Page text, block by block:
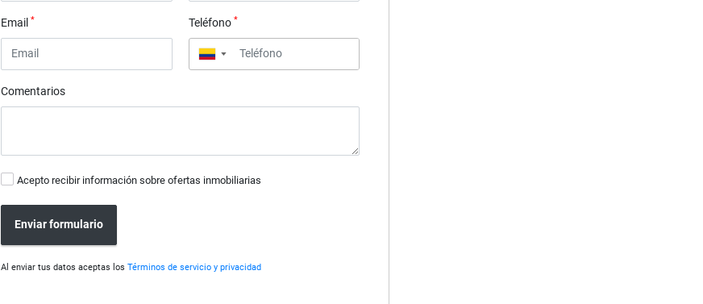
Email* Teléfono *
▼
Comentarios
Acepto recibir información sobre ofertas inmobiliarias
Enviar formulario
Al enviar tus datos aceptas losTérminos de servicio y privacidad